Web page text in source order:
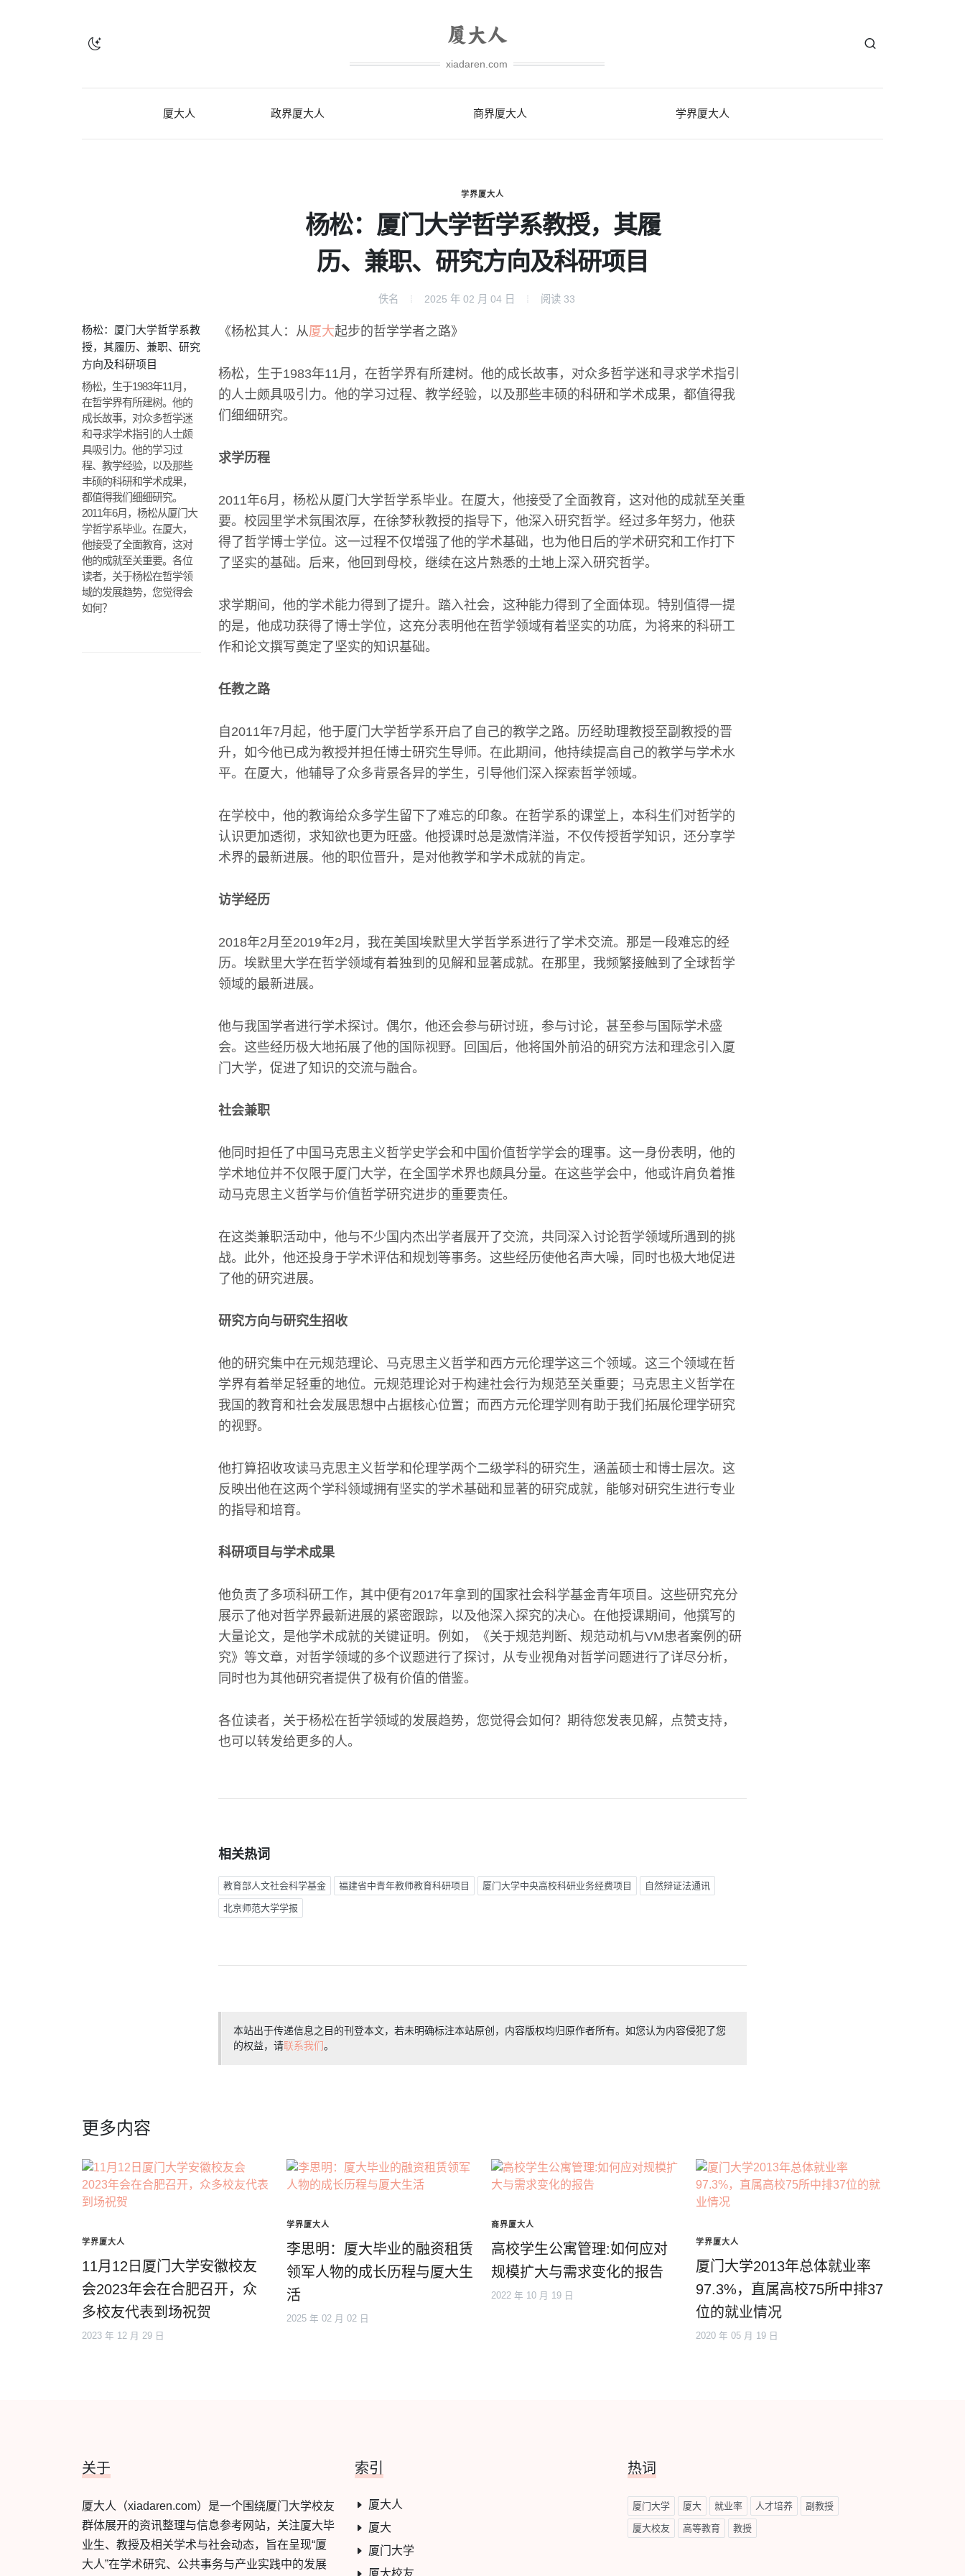
xiadaren.com
厦大人 政界厦大人 商界厦大人 学界厦大人
学界厦大人
杨松：厦门大学哲学系教授，其履
历、兼职、研究方向及科研项目
佚名 2025 年 02 月 04 日 阅读 33
杨松：厦门大学哲学系教
授，其履历、兼职、研究
方向及科研项目
杨松，生于1983年11月，
在哲学界有所建树。他的
成长故事，对众多哲学迷
和寻求学术指引的人士颇
具吸引力。他的学习过
程、教学经验，以及那些
丰硕的科研和学术成果，
都值得我们细细研究。
2011年6月，杨松从厦门大
学哲学系毕业。在厦大，
他接受了全面教育，这对
他的成就至关重要。各位
读者，关于杨松在哲学领
域的发展趋势，您觉得会
如何？
《杨松其人：从厦大起步的哲学学者之路》
杨松，生于1983年11月，在哲学界有所建树。他的成长故事，对众多哲学迷和寻求学术指引
的人士颇具吸引力。他的学习过程、教学经验，以及那些丰硕的科研和学术成果，都值得我
们细细研究。
求学历程
2011年6月，杨松从厦门大学哲学系毕业。在厦大，他接受了全面教育，这对他的成就至关重
要。校园里学术氛围浓厚，在徐梦秋教授的指导下，他深入研究哲学。经过多年努力，他获
得了哲学博士学位。这一过程不仅增强了他的学术基础，也为他日后的学术研究和工作打下
了坚实的基础。后来，他回到母校，继续在这片熟悉的土地上深入研究哲学。
求学期间，他的学术能力得到了提升。踏入社会，这种能力得到了全面体现。特别值得一提
的是，他成功获得了博士学位，这充分表明他在哲学领域有着坚实的功底，为将来的科研工
作和论文撰写奠定了坚实的知识基础。
任教之路
自2011年7月起，他于厦门大学哲学系开启了自己的教学之路。历经助理教授至副教授的晋
升，如今他已成为教授并担任博士研究生导师。在此期间，他持续提高自己的教学与学术水
平。在厦大，他辅导了众多背景各异的学生，引导他们深入探索哲学领域。
在学校中，他的教诲给众多学生留下了难忘的印象。在哲学系的课堂上，本科生们对哲学的
认识更加透彻，求知欲也更为旺盛。他授课时总是激情洋溢，不仅传授哲学知识，还分享学
术界的最新进展。他的职位晋升，是对他教学和学术成就的肯定。
访学经历
2018年2月至2019年2月，我在美国埃默里大学哲学系进行了学术交流。那是一段难忘的经
历。埃默里大学在哲学领域有着独到的见解和显著成就。在那里，我频繁接触到了全球哲学
领域的最新进展。
他与我国学者进行学术探讨。偶尔，他还会参与研讨班，参与讨论，甚至参与国际学术盛
会。这些经历极大地拓展了他的国际视野。回国后，他将国外前沿的研究方法和理念引入厦
门大学，促进了知识的交流与融合。
社会兼职
他同时担任了中国马克思主义哲学史学会和中国价值哲学学会的理事。这一身份表明，他的
学术地位并不仅限于厦门大学，在全国学术界也颇具分量。在这些学会中，他或许肩负着推
动马克思主义哲学与价值哲学研究进步的重要责任。
在这类兼职活动中，他与不少国内杰出学者展开了交流，共同深入讨论哲学领域所遇到的挑
战。此外，他还投身于学术评估和规划等事务。这些经历使他名声大噪，同时也极大地促进
了他的研究进展。
研究方向与研究生招收
他的研究集中在元规范理论、马克思主义哲学和西方元伦理学这三个领域。这三个领域在哲
学界有着举足轻重的地位。元规范理论对于构建社会行为规范至关重要；马克思主义哲学在
我国的教育和社会发展思想中占据核心位置；而西方元伦理学则有助于我们拓展伦理学研究
的视野。
他打算招收攻读马克思主义哲学和伦理学两个二级学科的研究生，涵盖硕士和博士层次。这
反映出他在这两个学科领域拥有坚实的学术基础和显著的研究成就，能够对研究生进行专业
的指导和培育。
科研项目与学术成果
他负责了多项科研工作，其中便有2017年拿到的国家社会科学基金青年项目。这些研究充分
展示了他对哲学界最新进展的紧密跟踪，以及他深入探究的决心。在他授课期间，他撰写的
大量论文，是他学术成就的关键证明。例如，《关于规范判断、规范动机与VM患者案例的研
究》等文章，对哲学领域的多个议题进行了探讨，从专业视角对哲学问题进行了详尽分析，
同时也为其他研究者提供了极有价值的借鉴。
各位读者，关于杨松在哲学领域的发展趋势，您觉得会如何？期待您发表见解，点赞支持，
也可以转发给更多的人。
相关热词
教育部人文社会科学基金 福建省中青年教师教育科研项目 厦门大学中央高校科研业务经费项目 自然辩证法通讯
北京师范大学学报
本站出于传递信息之目的刊登本文，若未明确标注本站原创，内容版权均归原作者所有。如您认为内容侵犯了您
的权益，请联系我们。
更多内容
学界厦大人
11月12日厦门大学安徽校友
会2023年会在合肥召开，众
多校友代表到场祝贺
2023 年 12 月 29 日
学界厦大人
李思明：厦大毕业的融资租赁
领军人物的成长历程与厦大生
活
2025 年 02 月 02 日
商界厦大人
高校学生公寓管理:如何应对
规模扩大与需求变化的报告
2022 年 10 月 19 日
学界厦大人
厦门大学2013年总体就业率
97.3%，直属高校75所中排37
位的就业情况
2020 年 05 月 19 日
关于
厦大人（xiadaren.com）是一个围绕厦门大学校友
群体展开的资讯整理与信息参考网站，关注厦大毕
业生、教授及相关学术与社会动态，旨在呈现“厦
大人”在学术研究、公共事务与产业实践中的发展
索引
厦大人
厦大
厦门大学
厦大校友
热词
厦门大学 厦大 就业率 人才培养 副教授
厦大校友 高等教育 教授